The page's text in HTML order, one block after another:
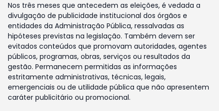
Nos três meses que antecedem as eleições, é vedada a
divulgação de publicidade institucional dos órgãos e
entidades da Administração Pública, ressalvadas as
hipóteses previstas na legislação. Também devem ser
evitados conteúdos que promovam autoridades, agentes
públicos, programas, obras, serviços ou resultados da
gestão. Permanecem permitidas as informações
estritamente administrativas, técnicas, legais,
emergenciais ou de utilidade pública que não apresentem
caráter publicitário ou promocional.